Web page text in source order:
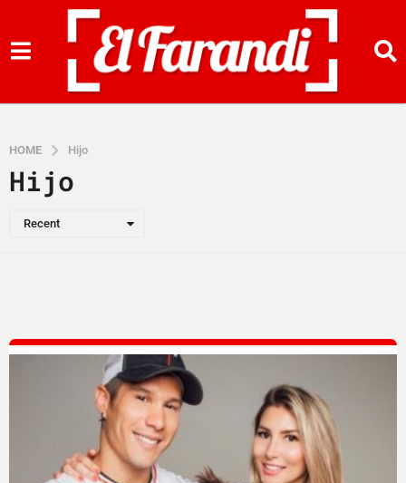
HOME Hijo
Hijo
Recent